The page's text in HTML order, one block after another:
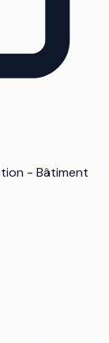
- Bâtiment